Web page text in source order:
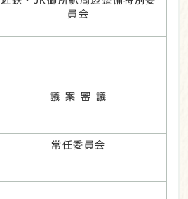
員会
議 案 審 議
常任委員会